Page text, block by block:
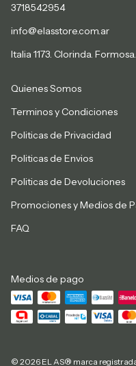
3718542954
info@elasstore.com.ar
Italia 1173. Clorinda. Formosa.
Quienes Somos
Terminos y Condiciones
Politicas de Privacidad
Politicas de Envios
Politicas de Devoluciones
Promociones y Medios de
FAQ
Medios de pago
© 2026 EL AS® marca